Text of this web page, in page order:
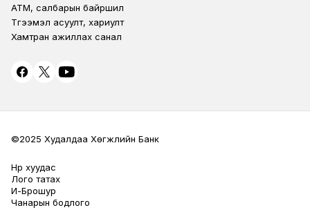
ATM, салбарын байршил
Түгээмэл асуулт, хариулт
Хамтран ажиллах санал
©2025 Худалдаа Хөгжлийн Банк
Terms Privacy
Нүүр хуудас
Лого татах
И-Брошур
Чанарын бодлого